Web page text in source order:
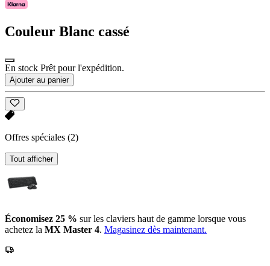
Couleur Blanc cassé
En stock Prêt pour l'expédition.
Ajouter au panier
Offres spéciales (2)
Tout afficher
Économisez 25 % sur les claviers haut de gamme lorsque vous
achetez la MX Master 4. Magasinez dès maintenant.